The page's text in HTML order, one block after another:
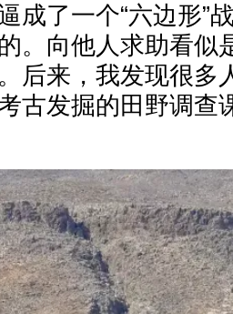
成了一个“六边形”
。向他人求助看似
后来，我发现很多
古发掘的田野调查